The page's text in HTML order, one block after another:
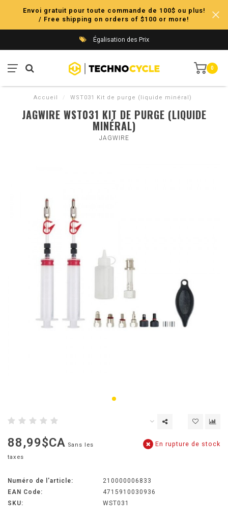
Envoi gratuit pour toute commande de 100$ ou plus!
/ Free shipping on orders of $100 or more!
Égalisation des Prix
0
Accueil / WST031 Kit de purge (liquide minéral)
JAGWIRE WST031 KIT DE PURGE (LIQUIDE
MINÉRAL)
JAGWIRE
88,99$CA Sans les
taxes
En rupture de stock
Numéro de l'article:
210000006833
EAN Code:
4715910030936
SKU:
WST031